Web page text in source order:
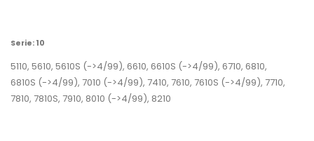
Serie: 10
5110, 5610, 5610S (->4/99), 6610, 6610S (->4/99), 6710, 6810,
6810S (->4/99), 7010 (->4/99), 7410, 7610, 7610S (->4/99), 7710,
7810, 7810S, 7910, 8010 (->4/99), 8210